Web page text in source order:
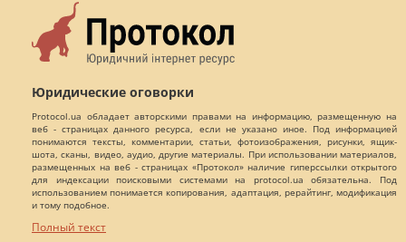
Юридические оговорки
Protocol.ua обладает авторскими правами на информацию, размещенную на
веб - страницах данного ресурса, если не указано иное. Под информацией
понимаются тексты, комментарии, статьи, фотоизображения, рисунки, ящик-
шота, сканы, видео, аудио, другие материалы. При использовании материалов,
размещенных на веб - страницах «Протокол» наличие гиперссылки открытого
для индексации поисковыми системами на protocol.ua обязательна. Под
использованием понимается копирования, адаптация, рерайтинг, модификация
и тому подобное.
Полный текст